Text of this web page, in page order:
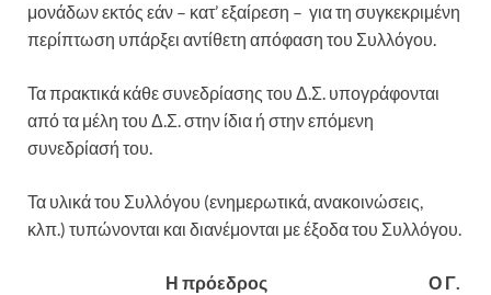
μονάδων εκτός εάν – κατ’ εξαίρεση – για τη συγκεκριμένη
περίπτωση υπάρξει αντίθετη απόφαση του Συλλόγου.
Τα πρακτικά κάθε συνεδρίασης του Δ.Σ. υπογράφονται
από τα μέλη του Δ.Σ. στην ίδια ή στην επόμενη
συνεδρίασή του.
Τα υλικά του Συλλόγου (ενημερωτικά, ανακοινώσεις,
κλπ.) τυπώνονται και διανέμονται με έξοδα του Συλλόγου.
Η πρόεδρος Ο Γ.